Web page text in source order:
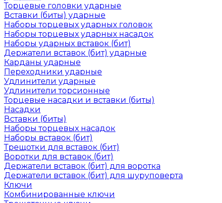
Торцевые головки ударные
Вставки (биты) ударные
Наборы торцевых ударных головок
Наборы торцевых ударных насадок
Наборы ударных вставок (бит)
Держатели вставок (бит) ударные
Карданы ударные
Переходники ударные
Удлинители ударные
Удлинители торсионные
Торцевые насадки и вставки (биты)
Насадки
Вставки (биты)
Наборы торцевых насадок
Наборы вставок (бит)
Трещотки для вставок (бит)
Воротки для вставок (бит)
Держатели вставок (бит) для воротка
Держатели вставок (бит) для шуруповерта
Ключи
Комбинированные ключи